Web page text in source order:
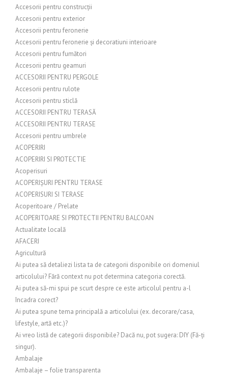
Accesorii pentru construcții
Accesorii pentru exterior
Accesorii pentru feronerie
Accesorii pentru feronerie și decoratiuni interioare
Accesorii pentru fumători
Accesorii pentru geamuri
ACCESORII PENTRU PERGOLE
Accesorii pentru rulote
Accesorii pentru sticlă
ACCESORII PENTRU TERASĂ
ACCESORII PENTRU TERASE
Accesorii pentru umbrele
ACOPERIRI
ACOPERIRI SI PROTECTIE
Acoperisuri
ACOPERIȘURI PENTRU TERASE
ACOPERISURI SI TERASE
Acoperitoare / Prelate
ACOPERITOARE SI PROTECTII PENTRU BALCOAN
Actualitate locală
AFACERI
Agricultură
Ai putea să detaliezi lista ta de categorii disponibile ori domeniul
articolului? Fără context nu pot determina categoria corectă.
Ai putea să-mi spui pe scurt despre ce este articolul pentru a-l
încadra corect?
Ai putea spune tema principală a articolului (ex. decorare/casa,
lifestyle, artă etc.)?
Ai vreo listă de categorii disponibile? Dacă nu, pot sugera: DIY (Fă-ți
singur).
Ambalaje
Ambalaje – folie transparenta